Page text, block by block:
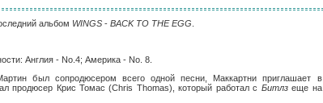
альбом WINGS- BACK TO THE EGG
Англия - No.4; Америка - No. 8.
был сопродюсером всего одной песни, Маккартни приглашает в
продюсер Крис Томас (Chris Thomas), который работал с Битлзеще на